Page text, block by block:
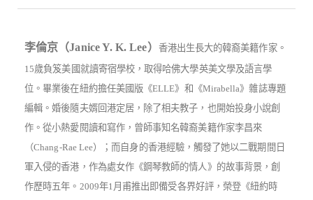
李倫京（Janice Y. K. Lee） 香港出生長大的韓裔美籍作家。
15歲負笈美國就讀寄宿學校，取得哈佛大學英美文學及語言學
位。畢業後在紐約擔任美國版《ELLE》和《Mirabella》雜誌專題
編輯。婚後隨夫婿回港定居，除了相夫教子，也開始投身小說創
作。從小熱愛閱讀和寫作， 曾師事知名韓裔美籍作家李昌來
（Chang-Rae Lee）； 而自身的香港經驗，觸發了她以二戰期間日
軍入侵的香港，作為處女作《鋼琴教師的情人 》的故事背景，創
作歷時五年。 2009年1月甫推出即備受各界好評，榮登《紐約時